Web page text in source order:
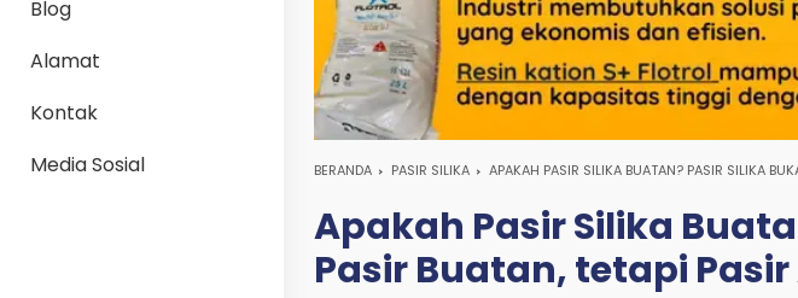
Blog
Alamat
Kontak
Media Sosial
BERANDA PASIR SILIKA APAKAH PASIR SILIKA BUATAN? PASIR SILIKA
Apakah Pasir Silika
Pasir Buatan, tetapi